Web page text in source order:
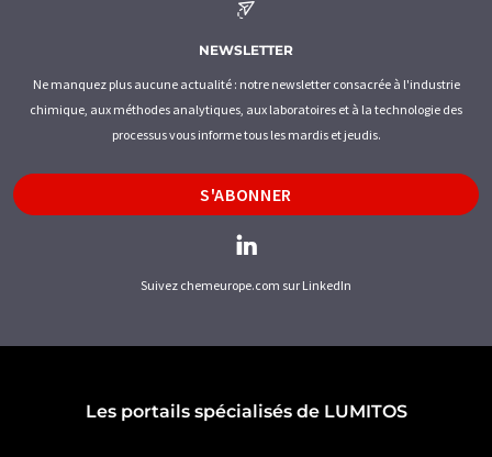
NEWSLETTER
Ne manquez plus aucune actualité : notre newsletter consacrée à l'industrie
chimique, aux méthodes analytiques, aux laboratoires et à la technologie des
processus vous informe tous les mardis et jeudis.
S'ABONNER
Suivez chemeurope.com sur LinkedIn
Les portails spécialisés de LUMITOS